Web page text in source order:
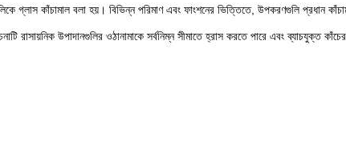
গ্লাস কাঁচামাল বলা হয়। বিভিন্ন পরিমাণ এবং ফাংশনের ভিত্তিতে, উপকরণগুলি প্রধান
রাসায়নিক উপাদানগুলির ওঠানামাকে সর্বনিম্ন সীমাতে হ্রাস করতে পারে এবং